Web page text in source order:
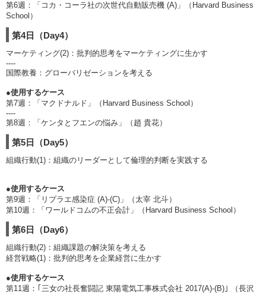
第6週：「コカ・コーラ社の次世代自動販売機 (A)」（Harvard Business
School）
第4日（Day4）
マーケティング(2)：批判的思考をマーケティングに生かす
----
国際教養：グローバリゼーションを考える
●使用するケース
第7週：「マクドナルド」（Harvard Business School）
----
第8週：「ケンタとフエンの悩み」（趙 貴花）
第5日（Day5）
組織行動(1)：組織のリーダーとして倫理的判断を実践する
●使用するケース
第9週：「リプラエ感染症 (A)-(C)」（太宰 北斗）
第10週：「ワールドコムの不正会計」（Harvard Business School）
第6日（Day6）
組織行動(2)：組織課題の解決策を考える
経営戦略(1)：批判的思考を企業経営に生かす
●使用するケース
第11週：｢三女の社長奮闘記 東陽電気工事株式会社 2017(A)-(B)｣ （長沢